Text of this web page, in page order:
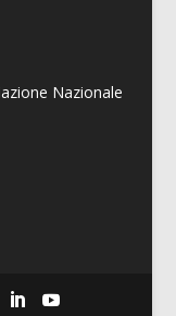
Nazionale